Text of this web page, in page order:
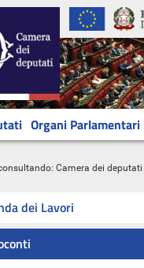
Organi Parlamentari
Camera dei deputati
dei Lavori